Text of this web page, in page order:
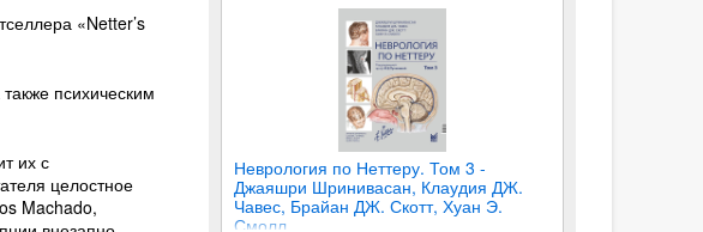
Неврология по Неттеру. Том 3 -
Джаяшри Шринивасан, Клаудия ДЖ.
Чавес, Брайан ДЖ. Скотт, Хуан Э.
Смолл
«Netter’s
психическим
их с
целостное
Machado,